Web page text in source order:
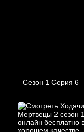
Сезон 1 Серия 6